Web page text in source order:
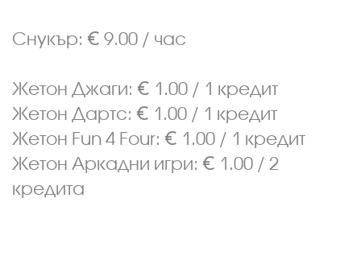
Снукър: € 9.00 / час
Жетон Джаги: € 1.00 / 1 кредит
Жетон Дартс: € 1.00 / 1 кредит
Жетон Fun 4 Four: € 1.00 / 1 кредит
Жетон Аркадни игри: € 1.00 / 2
кредита